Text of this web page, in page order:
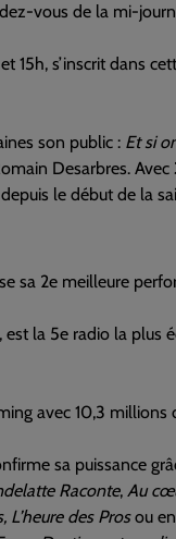
vous de la mi-
15h, s’inscrit dans
son public : Et si
Desarbres. Avec
le début de la
sa 2e meilleure
est la 5e radio la
avec 10,3 millions
sa puissance
Raconte, Au
L’heure des Prosou